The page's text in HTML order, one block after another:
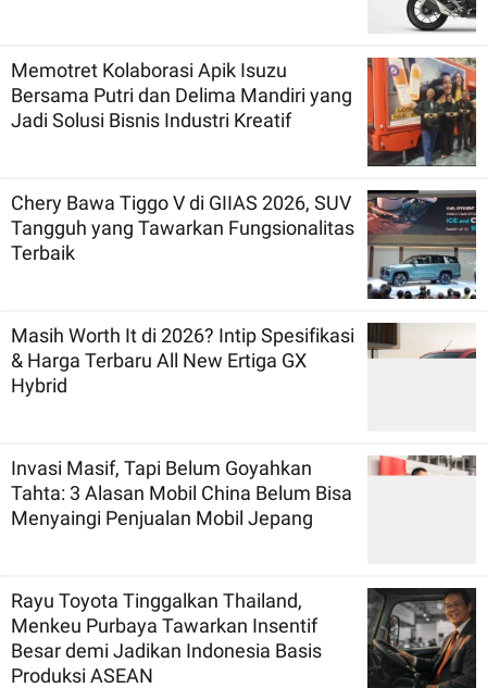
Memotret Kolaborasi Apik Isuzu
Bersama Putri dan Delima Mandiri yang
Jadi Solusi Bisnis Industri Kreatif
Chery Bawa Tiggo V di GIIAS 2026, SUV
Tangguh yang Tawarkan Fungsionalitas
Terbaik
Masih Worth It di 2026? Intip Spesifikasi
& Harga Terbaru All New Ertiga GX
Hybrid
Invasi Masif, Tapi Belum Goyahkan
Tahta: 3 Alasan Mobil China Belum Bisa
Menyaingi Penjualan Mobil Jepang
Rayu Toyota Tinggalkan Thailand,
Menkeu Purbaya Tawarkan Insentif
Besar demi Jadikan Indonesia Basis
Produksi ASEAN